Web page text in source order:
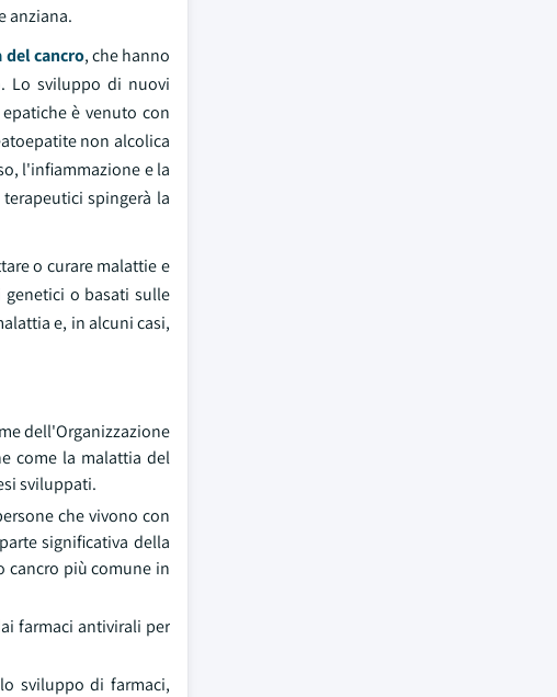
anziana.
del cancro, che hanno
Lo sviluppo di nuovi
è venuto con
non alcolica
l'infiammazione e la
spingerà la
o curare malattie e
o basati sulle
e, in alcuni casi,
dell'Organizzazione
come la malattia del
sviluppati.
che vivono con
significativa della
cancro più comune in
farmaci antivirali per
sviluppo di farmaci,